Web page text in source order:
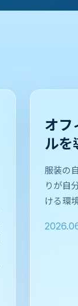
オフ
ルを
服装の
りが自
ける環